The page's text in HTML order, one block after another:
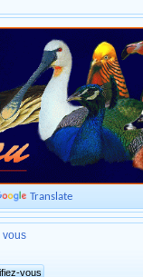
Translate
vous